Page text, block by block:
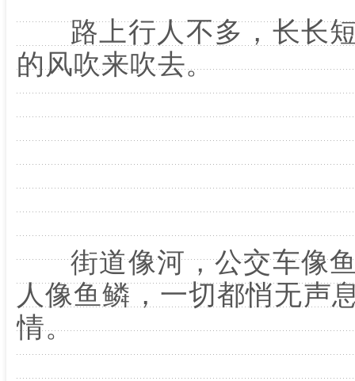
路上行人不多，长长短
的风吹来吹去。
街道像河，公交车像鱼
人像鱼鳞，一切都悄无声
情。